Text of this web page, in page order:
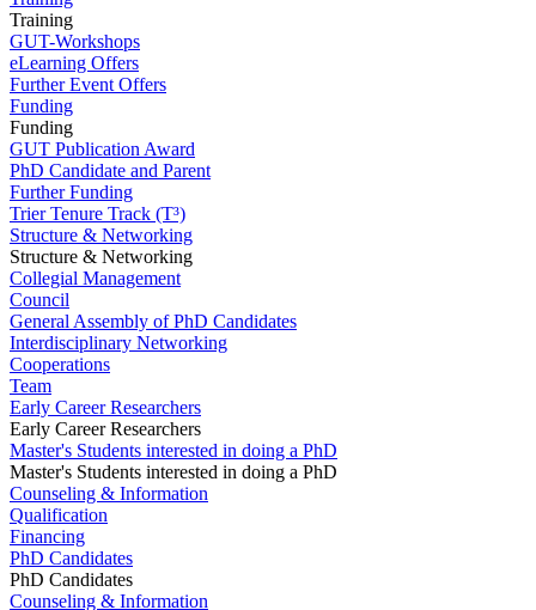
Training
GUT-Workshops
eLearning Offers
Further Event Offers
Funding
Funding
GUT Publication Award
PhD Candidate and Parent
Further Funding
Trier Tenure Track (T³)
Structure & Networking
Structure & Networking
Collegial Management
Council
General Assembly of PhD Candidates
Interdisciplinary Networking
Cooperations
Team
Early Career Researchers
Early Career Researchers
Master's Students interested in doing a PhD
Master's Students interested in doing a PhD
Counseling & Information
Qualification
Financing
PhD Candidates
PhD Candidates
Counseling & Information